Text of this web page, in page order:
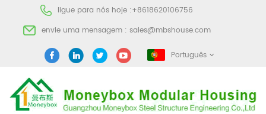
ligue para nós hoje :+8618620106756
envie uma mensagem : sales@mbshouse.com
Português